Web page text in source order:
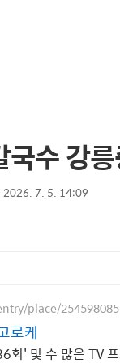
수 강
2026. 7. 5. 14:09
place/254598085
로케
회' 및 수 많은 TV